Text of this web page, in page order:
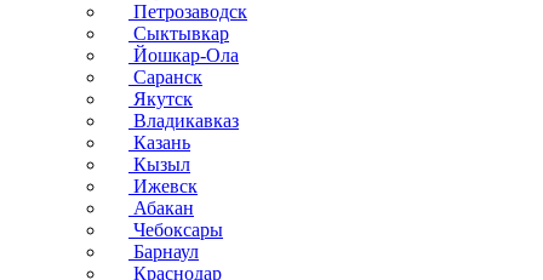
Петрозаводск
Сыктывкар
Йошкар-Ола
Саранск
Якутск
Владикавказ
Казань
Кызыл
Ижевск
Абакан
Чебоксары
Барнаул
Краснодар